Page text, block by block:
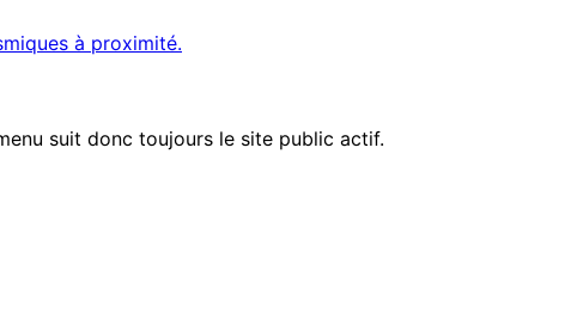
à proximité.
suit donc toujours le site public actif.